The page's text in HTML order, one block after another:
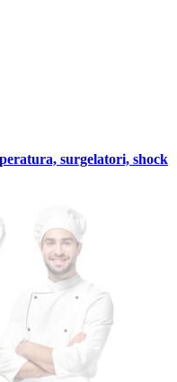
surgelatori, shock